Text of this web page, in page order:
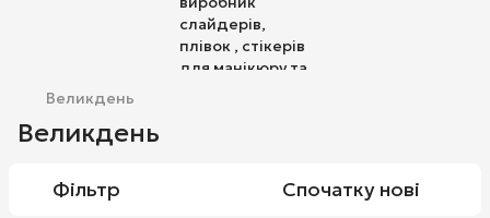
Великдень
Великдень
Фільтр Спочатку нові